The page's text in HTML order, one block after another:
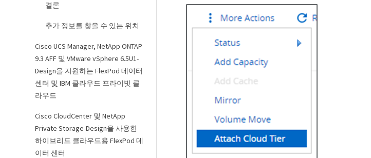
결론
추가 정보를 찾을 수 있는 위치
Cisco UCS Manager, NetApp ONTAP
9.3 AFF 및 VMware vSphere 6.5U1-
Design을 지원하는 FlexPod 데이터
센터 및 IBM 클라우드 프라이빗 클
라우드
Cisco CloudCenter 및 NetApp
Private Storage-Design을 사용한
하이브리드 클라우드용 FlexPod 데
이터 센터